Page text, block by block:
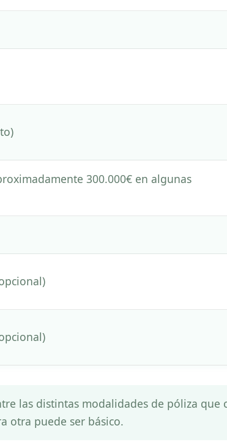
300.000€ en algunas
las distintas modalidades de póliza que
otra puede ser básico.